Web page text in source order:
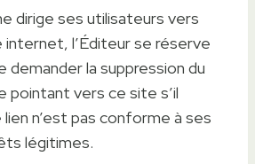
dirige ses utilisateurs vers
l’Éditeur se réserve
demander la suppression du
pointant vers ce site s’il
n’est pas conforme à ses
légitimes.